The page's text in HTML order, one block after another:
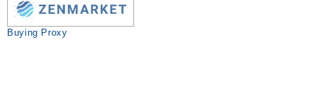
Buying Proxy